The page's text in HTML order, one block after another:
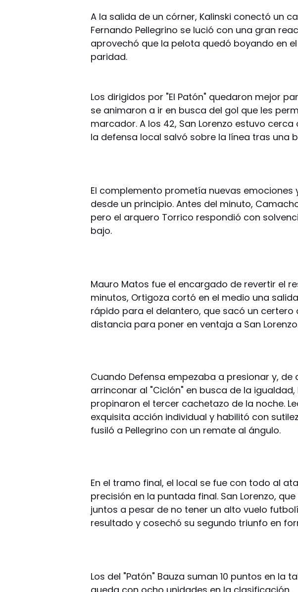
A la salida de un córner, Kalinski conectó un
Fernando Pellegrino se lució con una gran
aprovechó que la pelota quedó boyando en
paridad.
Los dirigidos por "El Patón" quedaron mejor
se animaron a ir en busca del gol que les
marcador. A los 42, San Lorenzo estuvo
la defensa local salvó sobre la línea tras una
El complemento prometía nuevas emociones
desde un principio. Antes del minuto,
pero el arquero Torrico respondió con
bajo.
Mauro Matos fue el encargado de revertir el
minutos, Ortigoza cortó en el medio una
rápido para el delantero, que sacó un certero
distancia para poner en ventaja a San
Cuando Defensa empezaba a presionar y, de
arrinconar al "Ciclón" en busca de la igualdad,
propinaron el tercer cachetazo de la noche.
exquisita acción individual y habilitó con
fusiló a Pellegrino con un remate al ángulo.
En el tramo final, el local se fue con todo al
precisión en la puntada final. San Lorenzo,
juntos a pesar de no tener un alto vuelo
resultado y cosechó su segundo triunfo en
Los del "Patón" Bauza suman 10 puntos en la
queda con ocho unidades en la clasificación.